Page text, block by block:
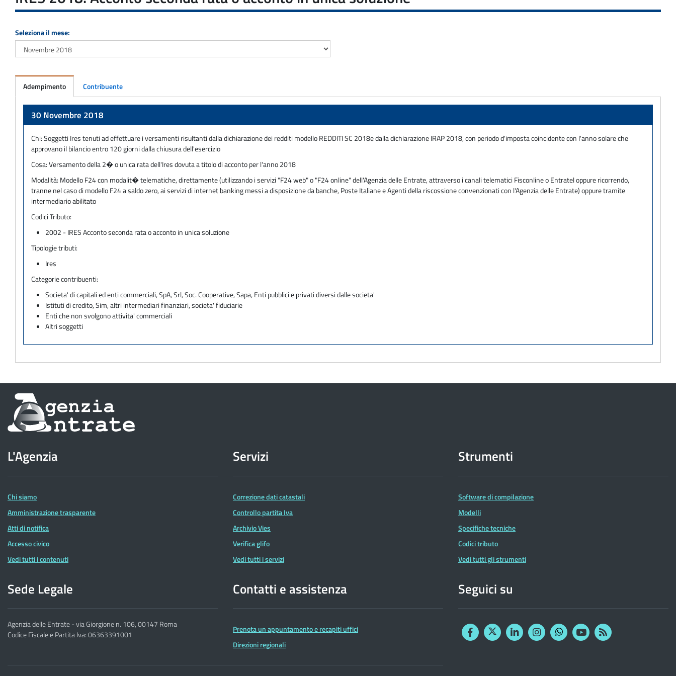
Seleziona il mese:
Adempimento Contribuente
30 Novembre 2018
Chi:Soggetti Ires tenuti ad effettuare i versamenti risultanti dalla dichiarazione dei redditi modello REDDITI SC 2018e dalla dichiarazione IRAP 2018, con periodo d'imposta coincidente con l'anno solare che
approvano il bilancio entro 120 giorni dalla chiusura dell'esercizio
Cosa:Versamento della 2� o unica rata dell'Ires dovuta a titolo di acconto per l'anno 2018
Modalità: Modello F24 con modalit� telematiche, direttamente (utilizzando i servizi "F24 web" o "F24 online" dell'Agenzia delle Entrate, attraverso i canali telematici Fisconline o Entratel oppure ricorrendo,
tranne nel caso di modello F24 a saldo zero, ai servizi di internet banking messi a disposizione da banche, Poste Italiane e Agenti della riscossione convenzionati con l'Agenzia delle Entrate) oppure tramite
intermediario abilitato
Codici Tributo:
2002 - IRES Acconto seconda rata o acconto in unica soluzione
Tipologie tributi:
Ires
Categorie contribuenti:
Societa' di capitali ed enti commerciali, SpA, Srl, Soc. Cooperative, Sapa, Enti pubblici e privati diversi dalle societa'
Istituti di credito, Sim, altri intermediari finanziari, societa' fiduciarie
Enti che non svolgono attivita' commerciali
Altri soggetti
Informazioni
sul
dell'Agenzia
delle
Entrate
L'Agenzia
Chi siamo
Amministrazione trasparente
Atti di notifica
Accesso civico
Vedi tutti i contenuti
Servizi
Correzione dati catastali
Controllo partita Iva
Archivio Vies
Verifica glifo
Vedi tutti i servizi
Strumenti
Software di compilazione
Modelli
Specifiche tecniche
Codici tributo
Vedi tutti gli strumenti
Sede Legale
Agenzia delle Entrate - via Giorgione n. 106, 00147 Roma
Codice Fiscale e Partita Iva: 06363391001
Contatti e assistenza
Prenota un appuntamento e recapiti uffici
Direzioni regionali
Seguici su
FacebookTwitterLinkedinInstagram
YouTubeRSS